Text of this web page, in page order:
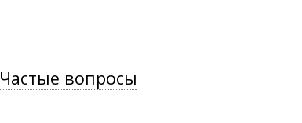
Частые вопросы